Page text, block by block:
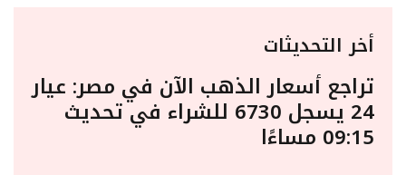
أخر التحديثات
تراجع أسعار الذهب الآن في مصر: عيار
24 يسجل 6730 للشراء في تحديث
09:15 مساءًا